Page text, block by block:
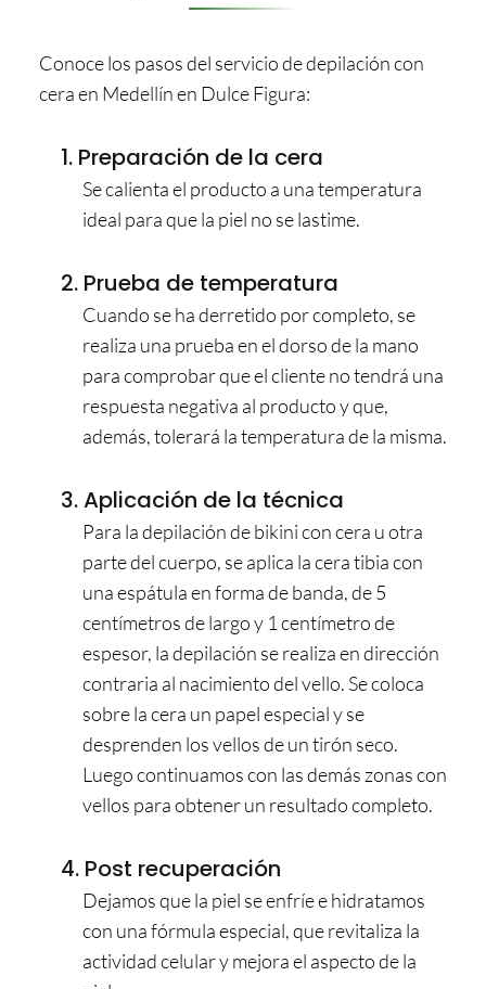
Conoce los pasos del servicio de depilación con
cera en Medellín en Dulce Figura:
1. Preparación de la cera
Se calienta el producto a una temperatura
ideal para que la piel no se lastime.
2. Prueba de temperatura
Cuando se ha derretido por completo, se
realiza una prueba en el dorso de la mano
para comprobar que el cliente no tendrá una
respuesta negativa al producto y que,
además, tolerará la temperatura de la misma.
3. Aplicación de la técnica
Para la depilación de bikini con cera u otra
parte del cuerpo, se aplica la cera tibia con
una espátula en forma de banda, de 5
centímetros de largo y 1 centímetro de
espesor, la depilación se realiza en dirección
contraria al nacimiento del vello. Se coloca
sobre la cera un papel especial y se
desprenden los vellos de un tirón seco.
Luego continuamos con las demás zonas con
vellos para obtener un resultado completo.
4. Post recuperación
Dejamos que la piel se enfríe e hidratamos
con una fórmula especial, que revitaliza la
actividad celular y mejora el aspecto de la